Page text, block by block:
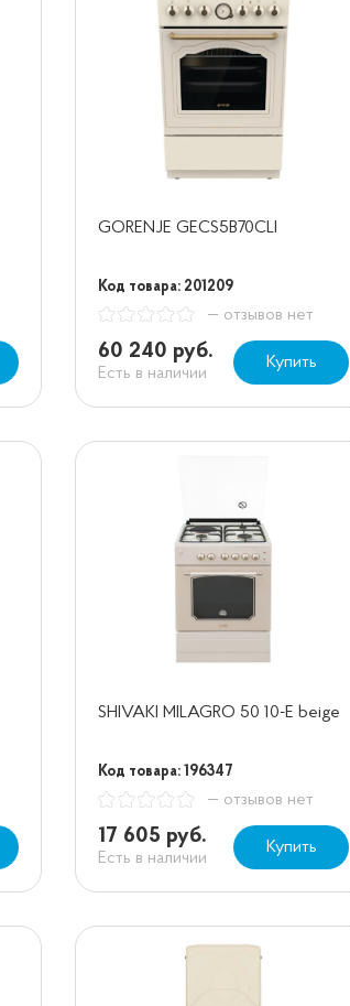
GORENJE GECS5B70CLI
Код товара: 201209
— отзывов нет
60 240 руб.
Есть в наличии
Купить
SHIVAKI MILAGRO 50 10-E beige
Код товара: 196347
— отзывов нет
17 605 руб.
Есть в наличии
Купить